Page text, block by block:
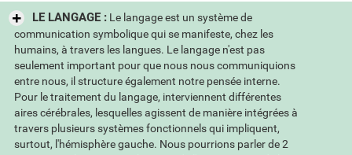
LE LANGAGE :Le langage est un système de
communication symbolique qui se manifeste, chez les
humains, à travers les langues. Le langage n'est pas
seulement important pour que nous nous communiquions
entre nous, il structure également notre pensée interne.
Pour le traitement du langage, interviennent différentes
aires cérébrales, lesquelles agissent de manière intégrées à
travers plusieurs systèmes fonctionnels qui impliquent,
surtout, l'hémisphère gauche. Nous pourrions parler de 2